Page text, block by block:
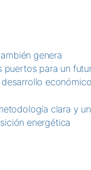
genera
puertos para un
clara y
energética